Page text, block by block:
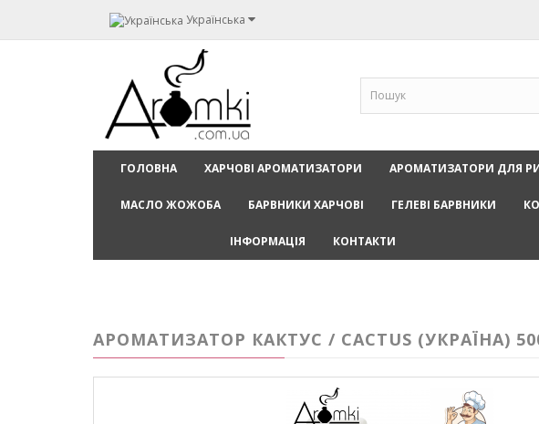
Українська
ГОЛОВНА ХАРЧОВІ АРОМАТИЗАТОРИ АРОМАТИЗАТОРИ ДЛЯ
МАСЛО ЖОЖОБА БАРВНИКИ ХАРЧОВІ ГЕЛЕВІ БАРВНИКИ
ІНФОРМАЦІЯ КОНТАКТИ
АРОМАТИЗАТОР КАКТУС / CACTUS (УКРАЇНА)